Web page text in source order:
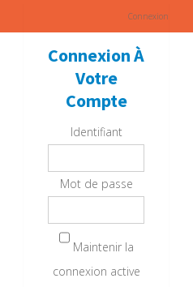
Connexion
Connexion À
Votre
Compte
Identifiant
Mot de passe
Maintenir la
connexion active